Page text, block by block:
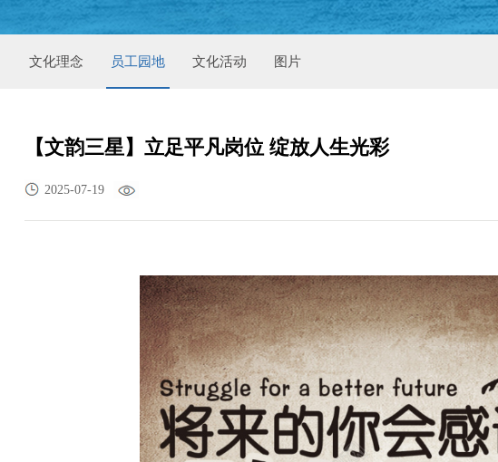
文化理念 员工园地 文化活动 图片
【文韵三星】立足平凡岗位 绽放人生光彩
2025-07-19